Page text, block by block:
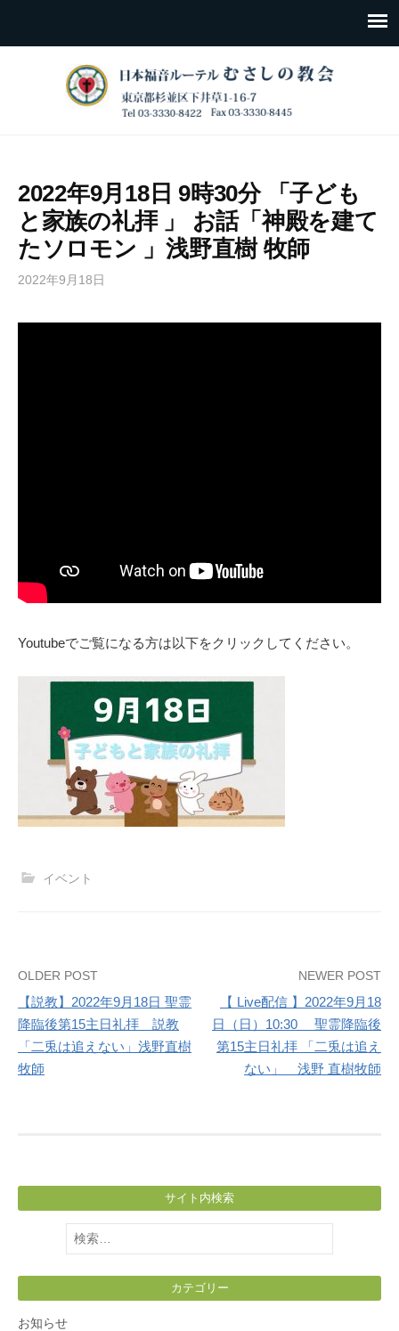
2022年9月18日 9時30分 「子ども
と家族の礼拝 」 お話「神殿を建て
たソロモン 」浅野直樹 牧師
2022年9月18日
Youtubeでご覧になる方は以下をクリックしてください。
イベント
Post
navigation
OLDER POST
【説教】2022年9月18日 聖霊
降臨後第15主日礼拝 説教
「二兎は追えない」浅野直樹
牧師
NEWER POST
【 Live配信 】2022年9月18
日（日）10:30 聖霊降臨後
第15主日礼拝 「二兎は追え
ない」 浅野 直樹牧師
サイト内検索
検
索:
カテゴリー
お知らせ